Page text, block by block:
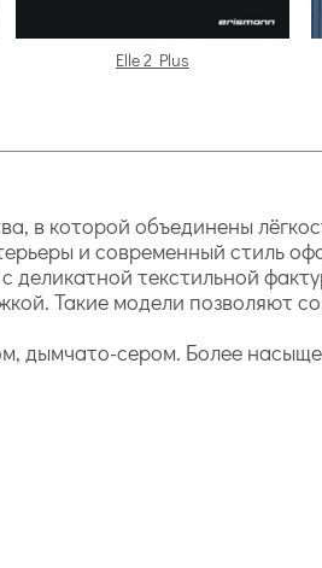
Elle 2 Plus
в которой объединены
и современный стиль
текстильной
Такие модели позволяют
дымчато-сером. Более